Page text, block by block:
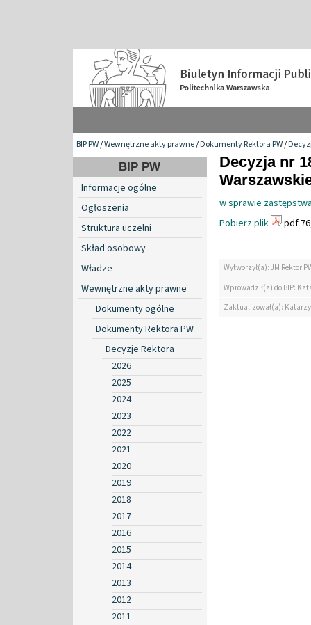
BIP PW/Wewnętrzne akty prawne/Dokumenty Rektora PW/
BIP PW
Informacje ogólne
Ogłoszenia
Struktura uczelni
Skład osobowy
Władze
Wewnętrzne akty prawne
Dokumenty ogólne
Dokumenty Rektora PW
Decyzje Rektora
2026
2025
2024
2023
2022
2021
2020
2019
2018
2017
2016
2015
2014
2013
2012
2011
Decyzja nr
w sprawie
Pobierz plik
pdf
Wytworzył(a): JM Rektor
Wprowadził(a) do BIP:
Zaktualizował(a):